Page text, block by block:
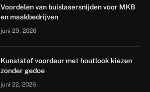
Voordelen van buislasersnijden voor MKB
en maakbedrijven
juni 29, 2026
Kunststof voordeur met houtlook kiezen
zonder gedoe
juni 22, 2026